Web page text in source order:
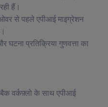
हैं।
से पहले एपीआई माइग्रेशन
घटना प्रतिक्रिया गुणवत्ता का
वर्कफ़्लो के साथ एपीआई